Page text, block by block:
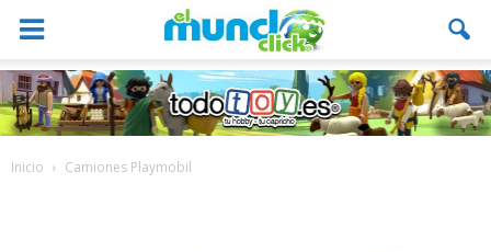
Inicio Camiones Playmobil